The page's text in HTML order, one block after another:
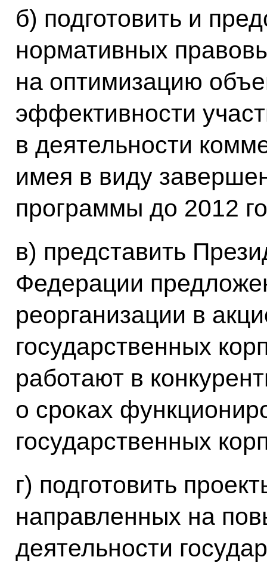
б) подготовить и
нормативных
на оптимизацию
эффективности
в деятельности
имея в виду
программы до 2012
в) представить
Федерации
реорганизации в
государственных
работают в
о сроках
государственных
г) подготовить
направленных на
деятельности